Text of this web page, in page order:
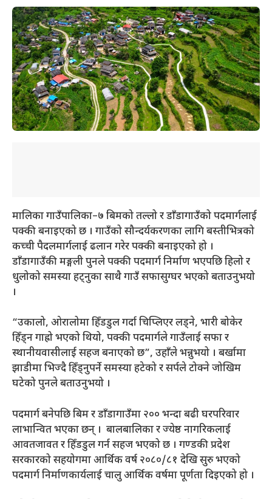
मालिका गाउँपालिका–७ बिमको तल्लो र डाँडागाउँको पदमार्गलाई
पक्की बनाइएको छ । गाउँको सौन्दर्यकरणका लागि बस्तीभित्रको
कच्ची पैदलमार्गलाई ढलान गरेर पक्की बनाइएको हो ।
डाँडागाउँकी मङ्गली पुनले पक्की पदमार्ग निर्माण भएपछि हिलो र
धुलोको समस्या हट्नुका साथै गाउँ सफासुग्घर भएको बताउनुभयो
।
“उकालो, ओरालोमा हिँडडुल गर्दा चिप्लिएर लड्ने, भारी बोकेर
हिँड्न गाह्रो भएको थियो, पक्की पदमार्गले गाउँलाई सफा र
स्थानीयवासीलाई सहज बनाएको छ”, उहाँले भन्नुभयो । बर्खामा
झाडीमा भिज्दै हिँड्नुपर्ने समस्या हटेको र सर्पले टोक्ने जोखिम
घटेको पुनले बताउनुभयो ।
पदमार्ग बनेपछि बिम र डाँडागाउँमा २०० भन्दा बढी घरपरिवार
लाभान्वित भएका छन् । बालबालिका र ज्येष्ठ नागरिकलाई
आवतजावत र हिँडडुल गर्न सहज भएको छ । गण्डकी प्रदेश
सरकारको सहयोगमा आर्थिक वर्ष २०८०/८१ देखि सुरु भएको
पदमार्ग निर्माणकार्यलाई चालु आर्थिक वर्षमा पूर्णता दिइएको हो ।